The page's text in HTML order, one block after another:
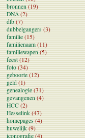
bronnen (19)
DNA (2)
dtb (7)
dubbelgangers (3)
familie (15)
familienaam (11)
familiewapen (5)
feest (12)
foto (34)
geboorte (12)
geld (1)
genealogie (31)
gevangenen (4)
HCC (2)
Hesselink (47)
homepages (4)
huwelijk (9)
iconografie (4)